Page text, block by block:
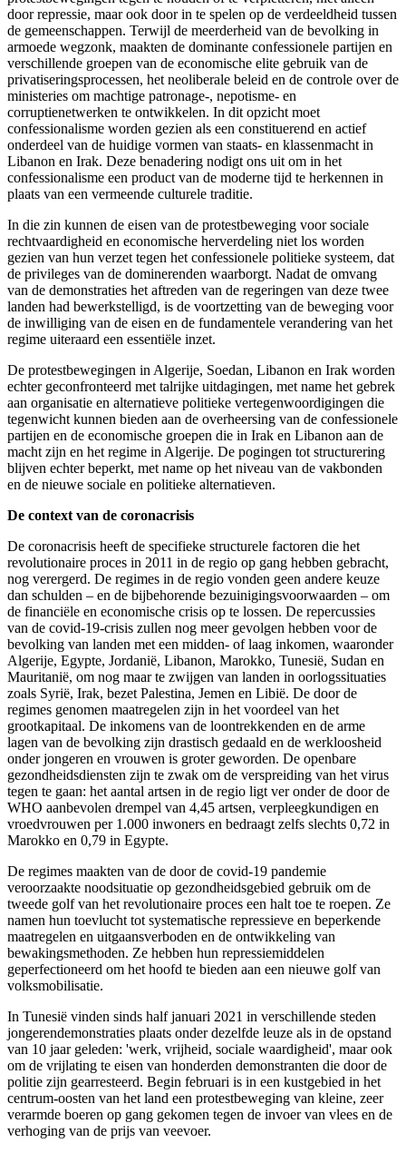
door repressie, maar ook door in te spelen op de verdeeldheid tussen
de gemeenschappen. Terwijl de meerderheid van de bevolking in
armoede wegzonk, maakten de dominante confessionele partijen en
verschillende groepen van de economische elite gebruik van de
privatiseringsprocessen, het neoliberale beleid en de controle over de
ministeries om machtige patronage-, nepotisme- en
corruptienetwerken te ontwikkelen. In dit opzicht moet
confessionalisme worden gezien als een constituerend en actief
onderdeel van de huidige vormen van staats- en klassenmacht in
Libanon en Irak. Deze benadering nodigt ons uit om in het
confessionalisme een product van de moderne tijd te herkennen in
plaats van een vermeende culturele traditie.
In die zin kunnen de eisen van de protestbeweging voor sociale
rechtvaardigheid en economische herverdeling niet los worden
gezien van hun verzet tegen het confessionele politieke systeem, dat
de privileges van de dominerenden waarborgt. Nadat de omvang
van de demonstraties het aftreden van de regeringen van deze twee
landen had bewerkstelligd, is de voortzetting van de beweging voor
de inwilliging van de eisen en de fundamentele verandering van het
regime uiteraard een essentiële inzet.
De protestbewegingen in Algerije, Soedan, Libanon en Irak worden
echter geconfronteerd met talrijke uitdagingen, met name het gebrek
aan organisatie en alternatieve politieke vertegenwoordigingen die
tegenwicht kunnen bieden aan de overheersing van de confessionele
partijen en de economische groepen die in Irak en Libanon aan de
macht zijn en het regime in Algerije. De pogingen tot structurering
blijven echter beperkt, met name op het niveau van de vakbonden
en de nieuwe sociale en politieke alternatieven.
De context van de coronacrisis
De coronacrisis heeft de specifieke structurele factoren die het
revolutionaire proces in 2011 in de regio op gang hebben gebracht,
nog verergerd. De regimes in de regio vonden geen andere keuze
dan schulden – en de bijbehorende bezuinigingsvoorwaarden – om
de financiële en economische crisis op te lossen. De repercussies
van de covid-19-crisis zullen nog meer gevolgen hebben voor de
bevolking van landen met een midden- of laag inkomen, waaronder
Algerije, Egypte, Jordanië, Libanon, Marokko, Tunesië, Sudan en
Mauritanië, om nog maar te zwijgen van landen in oorlogssituaties
zoals Syrië, Irak, bezet Palestina, Jemen en Libië. De door de
regimes genomen maatregelen zijn in het voordeel van het
grootkapitaal. De inkomens van de loontrekkenden en de arme
lagen van de bevolking zijn drastisch gedaald en de werkloosheid
onder jongeren en vrouwen is groter geworden. De openbare
gezondheidsdiensten zijn te zwak om de verspreiding van het virus
tegen te gaan: het aantal artsen in de regio ligt ver onder de door de
WHO aanbevolen drempel van 4,45 artsen, verpleegkundigen en
vroedvrouwen per 1.000 inwoners en bedraagt zelfs slechts 0,72 in
Marokko en 0,79 in Egypte.
De regimes maakten van de door de covid-19 pandemie
veroorzaakte noodsituatie op gezondheidsgebied gebruik om de
tweede golf van het revolutionaire proces een halt toe te roepen. Ze
namen hun toevlucht tot systematische repressieve en beperkende
maatregelen en uitgaansverboden en de ontwikkeling van
bewakingsmethoden. Ze hebben hun repressiemiddelen
geperfectioneerd om het hoofd te bieden aan een nieuwe golf van
volksmobilisatie.
In Tunesië vinden sinds half januari 2021 in verschillende steden
jongerendemonstraties plaats onder dezelfde leuze als in de opstand
van 10 jaar geleden: 'werk, vrijheid, sociale waardigheid', maar ook
om de vrijlating te eisen van honderden demonstranten die door de
politie zijn gearresteerd. Begin februari is in een kustgebied in het
centrum-oosten van het land een protestbeweging van kleine, zeer
verarmde boeren op gang gekomen tegen de invoer van vlees en de
verhoging van de prijs van veevoer.